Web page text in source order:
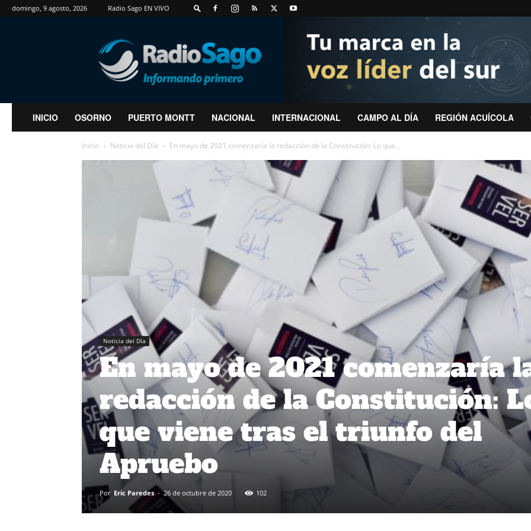
domingo, 9 agosto, 2026 Radio Sago EN VIVO
RadioSago
INICIO OSORNO PUERTO MONTT NACIONAL INTERNACIONAL CAMPO AL DÍA REGIÓN ACUÍCOLA
Inicio Noticia del Día En mayo de 2021 comenzaría la redacción de la Constitución: Lo que...
Noticia del Día
En mayo de 2021 comenzaría
redacción de la Constitución:
que viene tras el triunfo del
Apruebo
Por Eric Paredes - 26 de octubre de 2020 102